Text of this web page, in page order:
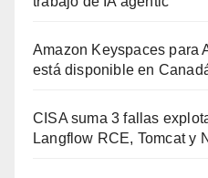
Amazon Keyspaces para
está disponible en
CISA suma 3 fallas
Langflow RCE, Tomcat y